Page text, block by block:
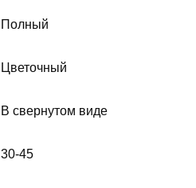
Полный
Цветочный
В свернутом виде
30-45